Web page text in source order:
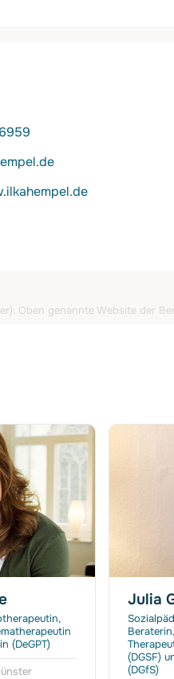
Oben genannte Website der
(DeGPT)
Julia
(DGSF)
(DGfS)